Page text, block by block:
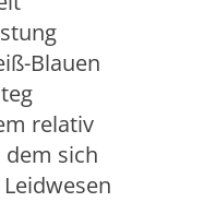
Blauen
relativ
dem sich